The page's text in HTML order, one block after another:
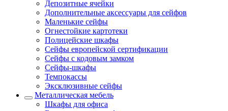
Депозитные ячейки
Дополнительные аксессуары для сейфов
Маленькие сейфы
Огнестойкие картотеки
Полицейские шкафы
Сейфы европейской сертификации
Сейфы с кодовым замком
Сейфы-шкафы
Темпокассы
Эксклюзивные сейфы
Металлическая мебель
Шкафы для офиса